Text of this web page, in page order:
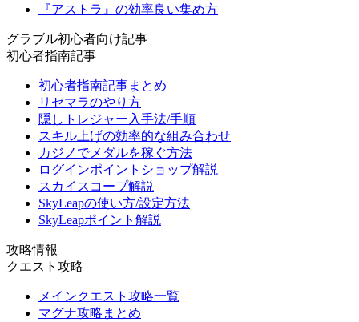
『アストラ』の効率良い集め方
グラブル初心者向け記事
初心者指南記事
初心者指南記事まとめ
リセマラのやり方
隠しトレジャー入手法/手順
スキル上げの効率的な組み合わせ
カジノでメダルを稼ぐ方法
ログインポイントショップ解説
スカイスコープ解説
SkyLeapの使い方/設定方法
SkyLeapポイント解説
攻略情報
クエスト攻略
メインクエスト攻略一覧
マグナ攻略まとめ